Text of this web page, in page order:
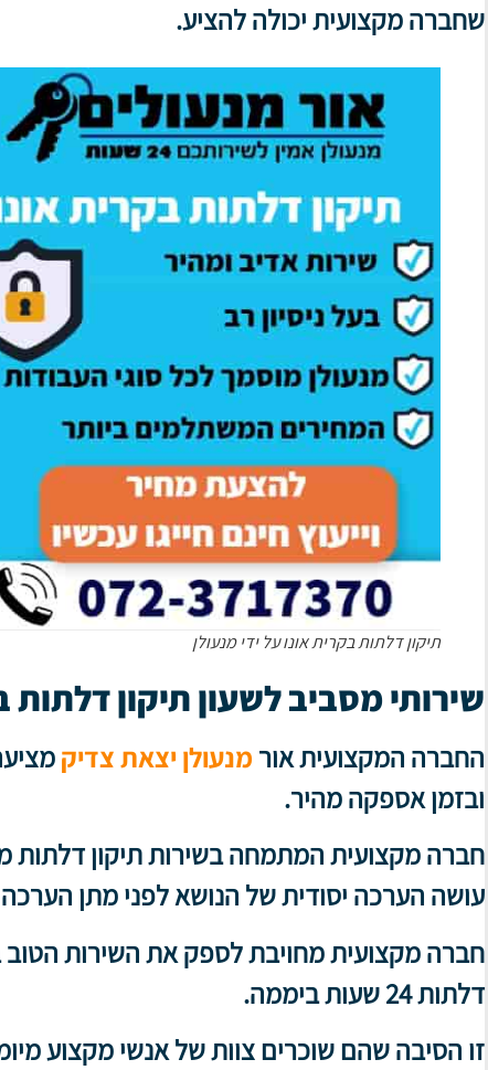
שחברה מקצועית יכולה להציע.
תיקון דלתות בקרית אונו על ידי מנעולן
שירותי מסביב לשעון תיקון דלתות
החברה המקצועית אור מנעולן יצאת צדיק
ובזמן אספקה מהיר.
חברה מקצועית המתמחה בשירות תיקון דלתות
עושה הערכה יסודית של הנושא לפני מתן
חברה מקצועית מחויבת לספק את השירות הטוב
דלתות 24 שעות ביממה.
זו הסיבה שהם שוכרים צוות של אנשי מקצוע